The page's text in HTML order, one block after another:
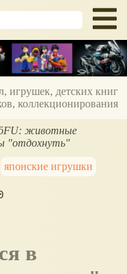
игрушек, детских книг
коллекционирования
животные
"отдохнуть"
японские игрушки
в